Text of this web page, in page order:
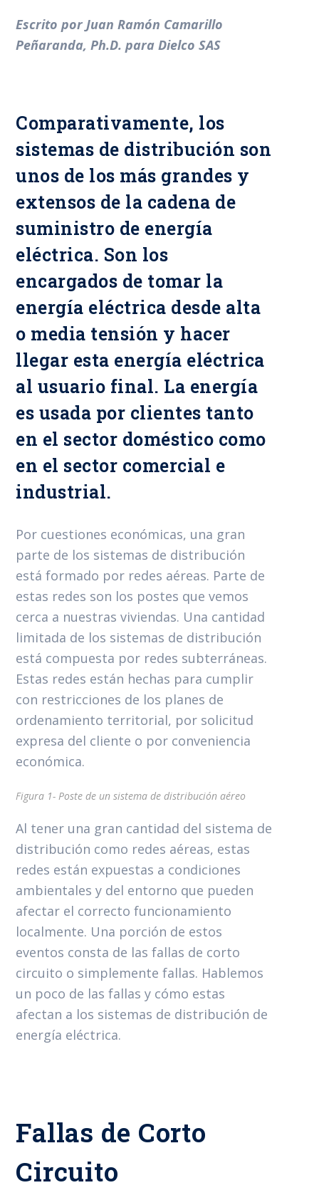
Escrito por Juan Ramón Camarillo
Peñaranda, Ph.D. para Dielco SAS
Comparativamente, los
sistemas de distribución son
unos de los más grandes y
extensos de la cadena de
suministro de energía
eléctrica. Son los
encargados de tomar la
energía eléctrica desde alta
o media tensión y hacer
llegar esta energía eléctrica
al usuario final. La energía
es usada por clientes tanto
en el sector doméstico como
en el sector comercial e
industrial.
Por cuestiones económicas, una gran
parte de los sistemas de distribución
está formado por redes aéreas. Parte de
estas redes son los postes que vemos
cerca a nuestras viviendas. Una cantidad
limitada de los sistemas de distribución
está compuesta por redes subterráneas.
Estas redes están hechas para cumplir
con restricciones de los planes de
ordenamiento territorial, por solicitud
expresa del cliente o por conveniencia
económica.
Figura 1- Poste de un sistema de distribución aéreo
Al tener una gran cantidad del sistema de
distribución como redes aéreas, estas
redes están expuestas a condiciones
ambientales y del entorno que pueden
afectar el correcto funcionamiento
localmente. Una porción de estos
eventos consta de las fallas de corto
circuito o simplemente fallas. Hablemos
un poco de las fallas y cómo estas
afectan a los sistemas de distribución de
energía eléctrica.
Fallas de Corto
Circuito